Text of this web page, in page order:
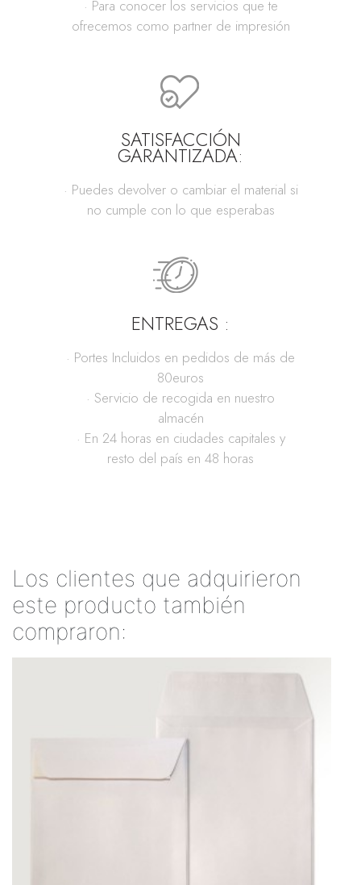
· Para conocer los servicios que te
ofrecemos como partner de impresión
SATISFACCIÓN
GARANTIZADA:
· Puedes devolver o cambiar el material si
no cumple con lo que esperabas
ENTREGAS :
· Portes Incluidos en pedidos de más de
80euros
· Servicio de recogida en nuestro
almacén
· En 24 horas en ciudades capitales y
resto del país en 48 horas
Los clientes que adquirieron
este producto también
compraron: